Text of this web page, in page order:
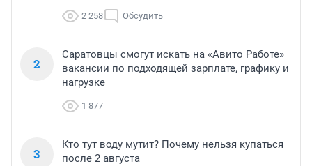
2 258 Обсудить
2
Саратовцы смогут искать на «Авито Работе»
вакансии по подходящей зарплате, графику и
нагрузке
1 877
3
Кто тут воду мутит? Почему нельзя купаться
после 2 августа